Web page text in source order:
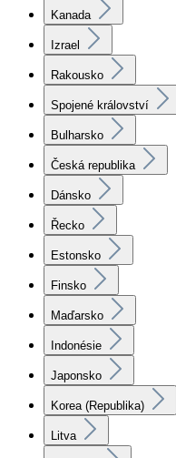
Kanada
Izrael
Rakousko
Spojené království
Bulharsko
Česká republika
Dánsko
Řecko
Estonsko
Finsko
Maďarsko
Indonésie
Japonsko
Korea (Republika)
Litva